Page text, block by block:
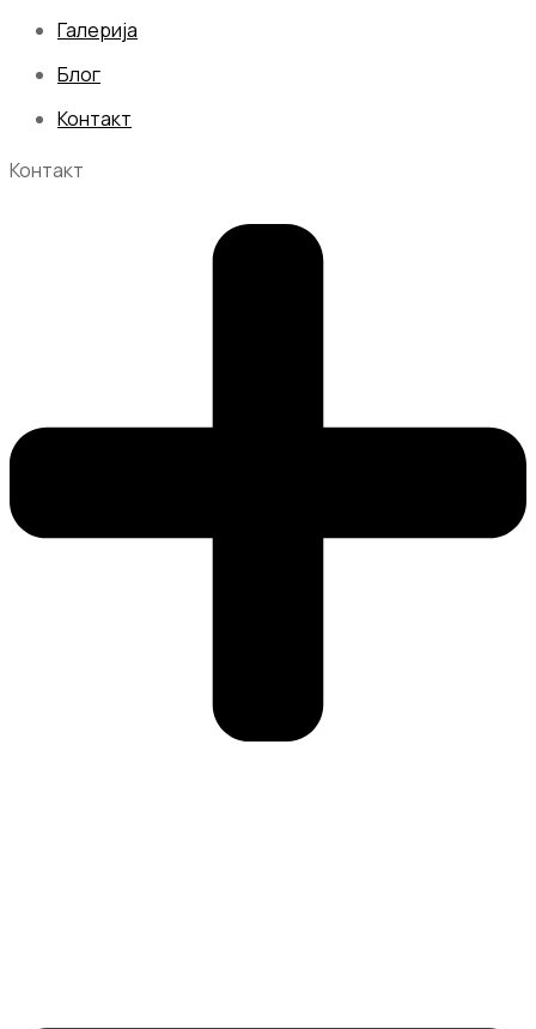
Галерија
Блог
Контакт
Контакт